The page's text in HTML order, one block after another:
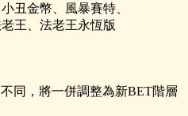
丑金幣、風暴賽特、
王、法老王永恆版
同，將一併調整為新BET階層